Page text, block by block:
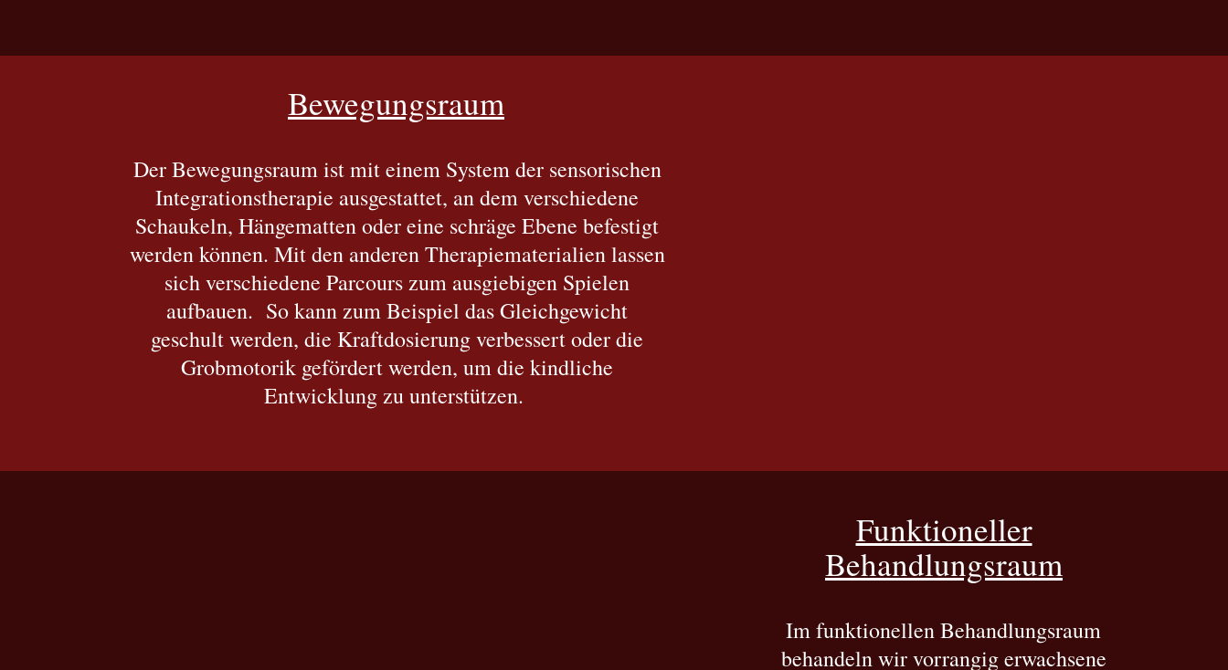
Bewegungsraum
Der Bewegungsraum ist mit einem System der sensorischen
Integrationstherapie ausgestattet, an dem verschiedene
Schaukeln, Hängematten oder eine schräge Ebene befestigt
werden können. Mit den anderen Therapiematerialien lassen
sich verschiedene Parcours zum ausgiebigen Spielen
aufbauen. So kann zum Beispiel das Gleichgewicht
geschult werden, die Kraftdosierung verbessert oder die
Grobmotorik gefördert werden, um die kindliche
Entwicklung zu unterstützen.
Funktioneller
Behandlungsraum
Im funktionellen Behandlungsraum
behandeln wir vorrangig erwachsene